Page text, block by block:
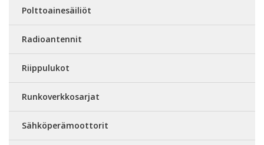
Polttoainesäiliöt
Radioantennit
Riippulukot
Runkoverkkosarjat
Sähköperämoottorit